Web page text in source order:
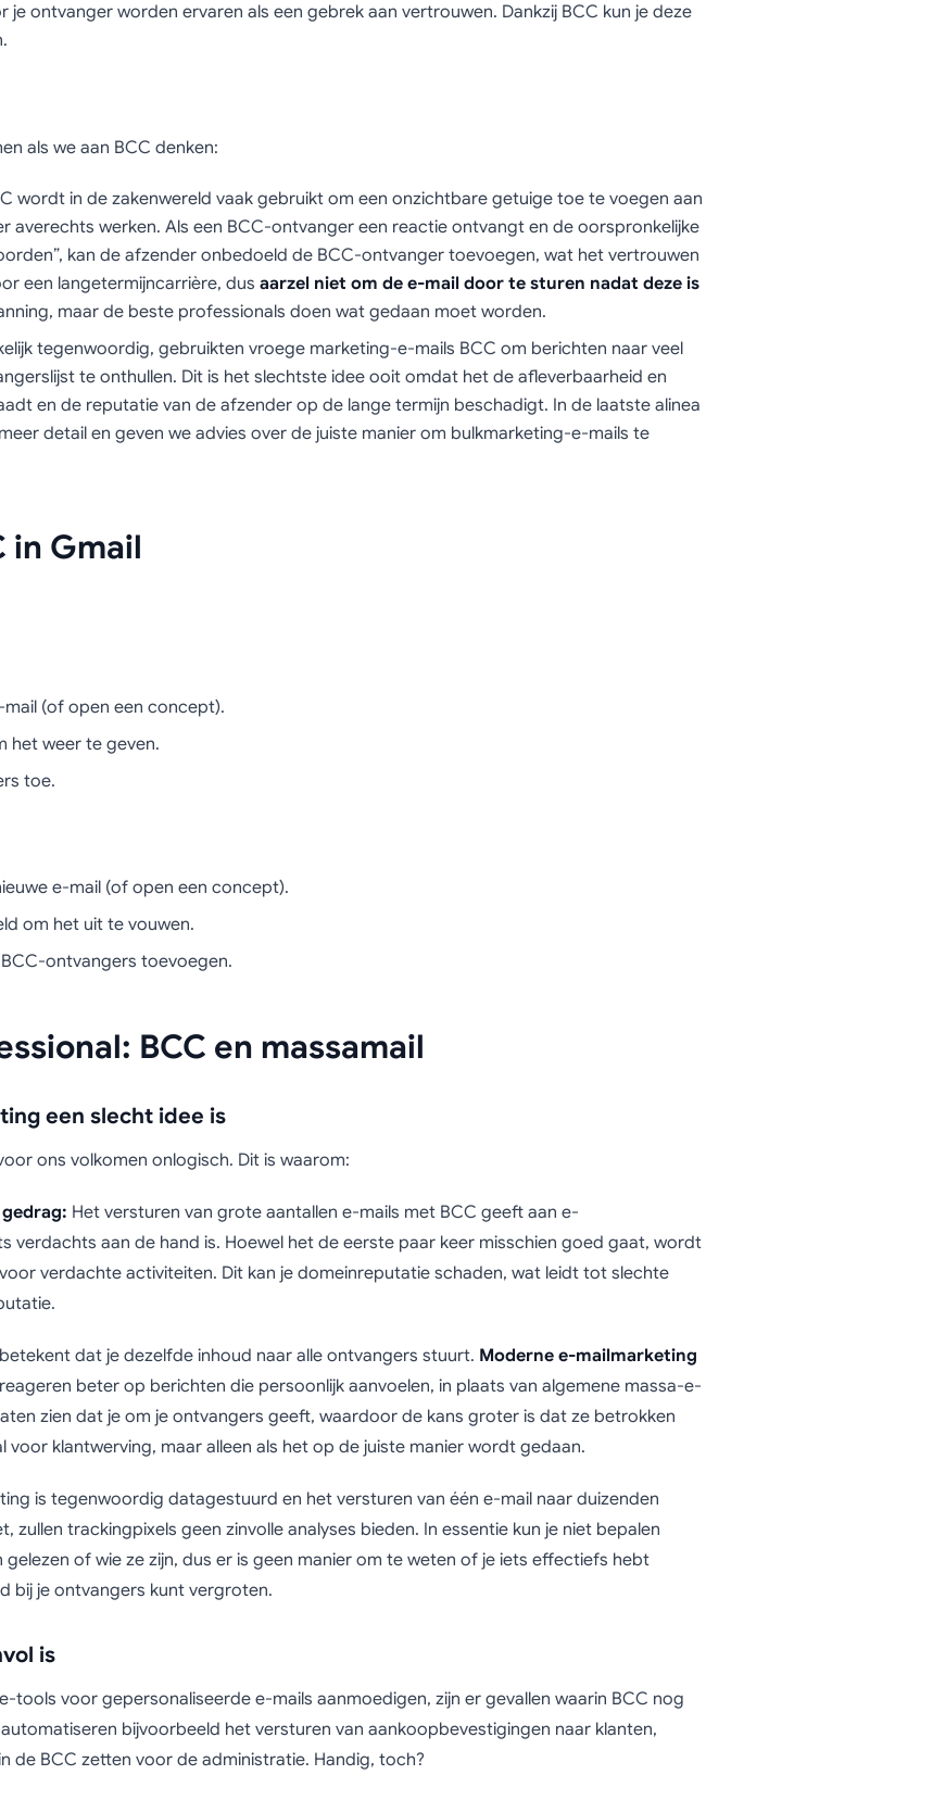
je ontvanger worden ervaren als een gebrek aan vertrouwen. Dankzij BCC kun je deze
als we aan BCC denken:
wordt in de zakenwereld vaak gebruikt om een onzichtbare getuige toe te voegen aan
averechts werken. Als een BCC-ontvanger een reactie ontvangt en de oorspronkelijke
kan de afzender onbedoeld de BCC-ontvanger toevoegen, wat het vertrouwen
een langetermijncarrière, dus aarzel niet om de e-mail door te sturen nadat deze is
maar de beste professionals doen wat gedaan moet worden.
tegenwoordig, gebruikten vroege marketing-e-mails BCC om berichten naar veel
te onthullen. Dit is het slechtste idee ooit omdat het de afleverbaarheid en
en de reputatie van de afzender op de lange termijn beschadigt. In de laatste alinea
detail en geven we advies over de juiste manier om bulkmarketing-e-mails te
in Gmail
(of open een concept).
het weer te geven.
toe.
e-mail (of open een concept).
om het uit te vouwen.
ontvangers toevoegen.
BCC en massamail
een slecht idee is
ons volkomen onlogisch. Dit is waarom:
Het versturen van grote aantallen e-mails met BCC geeft aan e-
verdachts aan de hand is. Hoewel het de eerste paar keer misschien goed gaat, wordt
verdachte activiteiten. Dit kan je domeinreputatie schaden, wat leidt tot slechte
dat je dezelfde inhoud naar alle ontvangers stuurt. Moderne e-mailmarketing
beter op berichten die persoonlijk aanvoelen, in plaats van algemene massa-e-
zien dat je om je ontvangers geeft, waardoor de kans groter is dat ze betrokken
voor klantwerving, maar alleen als het op de juiste manier wordt gedaan.
is tegenwoordig datagestuurd en het versturen van één e-mail naar duizenden
zullen trackingpixels geen zinvolle analyses bieden. In essentie kun je niet bepalen
gelezen of wie ze zijn, dus er is geen manier om te weten of je iets effectiefs hebt
bij je ontvangers kunt vergroten.
is
tools voor gepersonaliseerde e-mails aanmoedigen, zijn er gevallen waarin BCC nog
bijvoorbeeld het versturen van aankoopbevestigingen naar klanten,
de BCC zetten voor de administratie. Handig, toch?